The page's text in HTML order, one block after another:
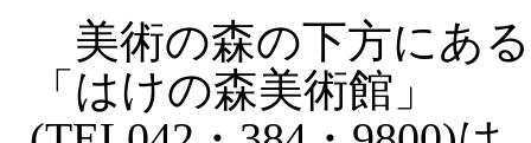
美術の森の下方にある
「はけの森美術館」